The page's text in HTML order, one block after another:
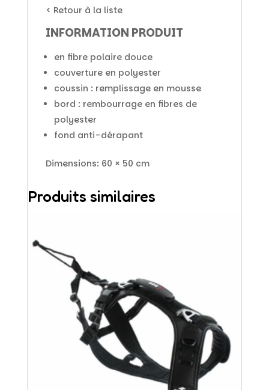
< Retour à la liste
INFORMATION PRODUIT
en fibre polaire douce
couverture en polyester
coussin : remplissage en mousse
bord : rembourrage en fibres de
polyester
fond anti-dérapant
Dimensions: 60 × 50 cm
Produits similaires